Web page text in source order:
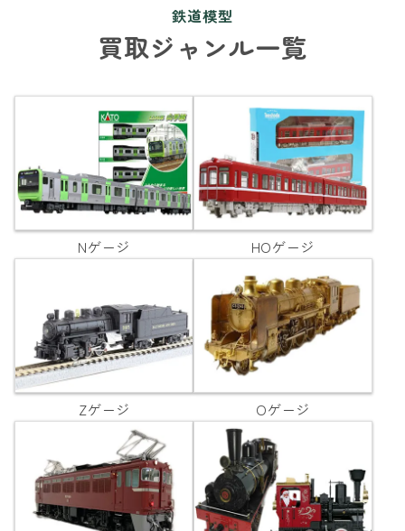
鉄道模型
買取ジャンル一覧
Nゲージ HOゲージ
Zゲージ Oゲージ